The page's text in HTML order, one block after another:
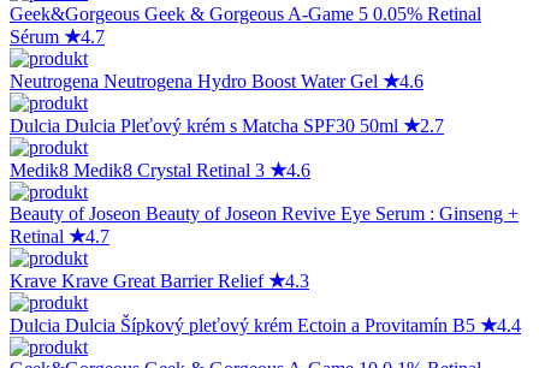
Geek&Gorgeous Geek & Gorgeous A-Game 5 0.05% Retinal
Sérum ★4.7
Neutrogena Neutrogena Hydro Boost Water Gel ★4.6
Dulcia Dulcia Pleťový krém s Matcha SPF30 50ml ★2.7
Medik8 Medik8 Crystal Retinal 3 ★4.6
Beauty of Joseon Beauty of Joseon Revive Eye Serum : Ginseng +
Retinal ★4.7
Krave Krave Great Barrier Relief★4.3
Dulcia Dulcia Šípkový pleťový krém Ectoin a Provitamín B5 ★4.4